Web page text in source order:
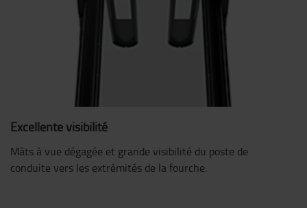
Excellente visibilité
Mâts à vue dégagée et grande visibilité du poste de
conduite vers les extrémités de la fourche.